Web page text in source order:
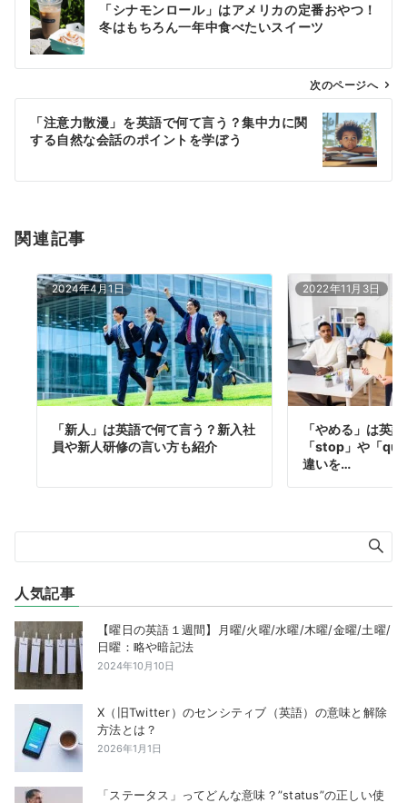
ン
「シナモンロール」はアメリカの定番おやつ！
冬はもちろん一年中食べたいスイーツ
次のページへ
「注意力散漫」を英語で何て言う？集中力に関
する自然な会話のポイントを学ぼう
関連記事
2024年4月1日
「新人」は英語で何て言う？新入社
員や新人研修の言い方も紹介
2022年11月3日
「やめる」は英
「stop」や「
違いを…
人気記事
【曜日の英語１週間】月曜/火曜/水曜/木曜/金曜/土曜/
日曜：略や暗記法
2024年10月10日
X（旧Twitter）のセンシティブ（英語）の意味と解除
方法とは？
2026年1月1日
「ステータス」ってどんな意味？”status”の正しい使